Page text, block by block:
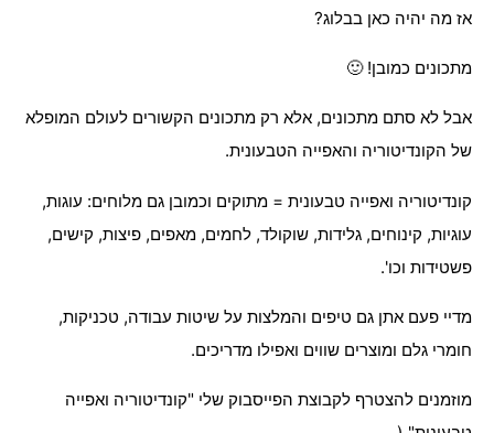
אז מה יהיה כאן בבלוג?
מתכונים כמובן! 🙂
אבל לא סתם מתכונים, אלא רק מתכונים הקשורים לעולם המופלא
של הקונדיטוריה והאפייה הטבעונית.
קונדיטוריה ואפייה טבעונית = מתוקים וכמובן גם מלוחים: עוגות,
עוגיות, קינוחים, גלידות, שוקולד, לחמים, מאפים, פיצות, קישים,
פשטידות וכו'.
מדיי פעם אתן גם טיפים והמלצות על שיטות עבודה, טכניקות,
חומרי גלם ומוצרים שווים ואפילו מדריכים.
מוזמנים להצטרף לקבוצת הפייסבוק שלי "קונדיטוריה ואפייה